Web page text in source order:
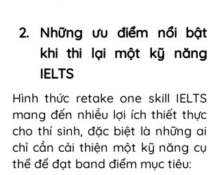
Những ưu điểm nổi bật
khi thi lại một kỹ năng
IELTS
Hình thức retake one skill IELTS
mang đến nhiều lợi ích thiết thực
cho thí sinh, đặc biệt là những ai
chỉ cần cải thiện một kỹ năng cụ
thể để đạt band điểm mục tiêu: